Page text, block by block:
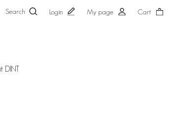
Search Login My page Cart
DINT